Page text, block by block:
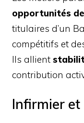
opportunités
titulaires d’un
compétitifs et
Ils allient
contribution
Infirmier et